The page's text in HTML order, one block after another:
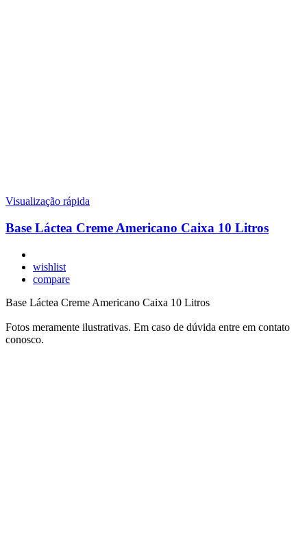
Visualização rápida
Base Láctea Creme Americano Caixa 10 Litros
wishlist
compare
Base Láctea Creme Americano Caixa 10 Litros
Fotos meramente ilustrativas. Em caso de dúvida entre em contato
conosco.